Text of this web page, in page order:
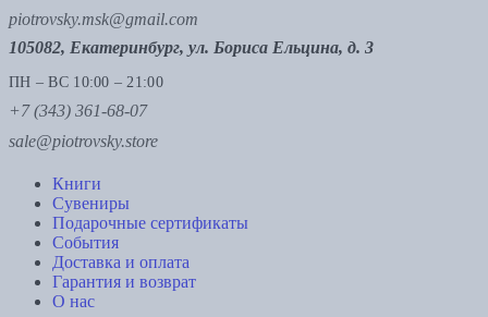
piotrovsky.msk@gmail.com
105082, Екатеринбург, ул. Бориса Ельцина, д. 3
ПН – ВС 10:00 – 21:00
+7 (343) 361-68-07
sale@piotrovsky.store
Книги
Сувениры
Подарочные сертификаты
События
Доставка и оплата
Гарантия и возврат
О нас